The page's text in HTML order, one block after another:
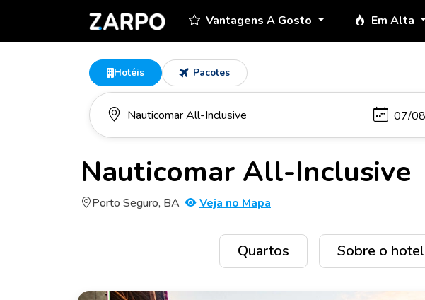
Vantagens A Gosto Em Alta
Hotéis Pacotes
Nauticomar All-Inclusive
Porto Seguro, BA Veja no Mapa
Quartos Sobre o hotel